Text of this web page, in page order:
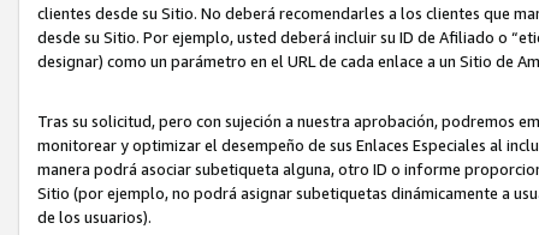
clientes desde su Sitio. No deberá recomendarles a los clientes que
desde su Sitio. Por ejemplo, usted deberá incluir su ID de Afiliado o
designar) como un parámetro en el URL de cada enlace a un Sitio de
Tras su solicitud, pero con sujeción a nuestra aprobación, podremos
monitorear y optimizar el desempeño de sus Enlaces Especiales al
manera podrá asociar subetiqueta alguna, otro ID o informe
Sitio (por ejemplo, no podrá asignar subetiquetas dinámicamente a
de los usuarios).